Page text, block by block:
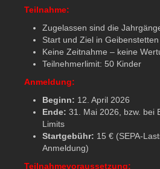
Teilnahme:
Zugelassen sind die
Start und Ziel in
Keine Zeitnahme – keine
Teilnehmerlimit: 50 Kinder
Anmeldung:
Beginn: 12. April 2026
Ende: 31. Mai 2026, bzw. bei
Limits
Startgebühr: 15 € (SEPA-
Anmeldung)
Teilnahmevoraussetzung: